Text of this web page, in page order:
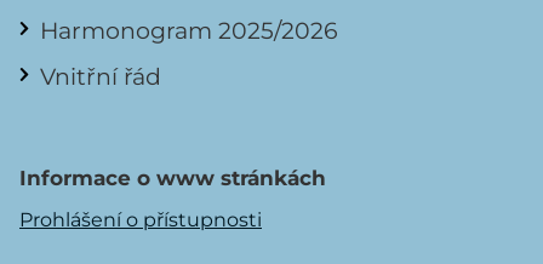
Harmonogram 2025/2026
Vnitřní řád
Informace o www stránkách
Prohlášení o přístupnosti